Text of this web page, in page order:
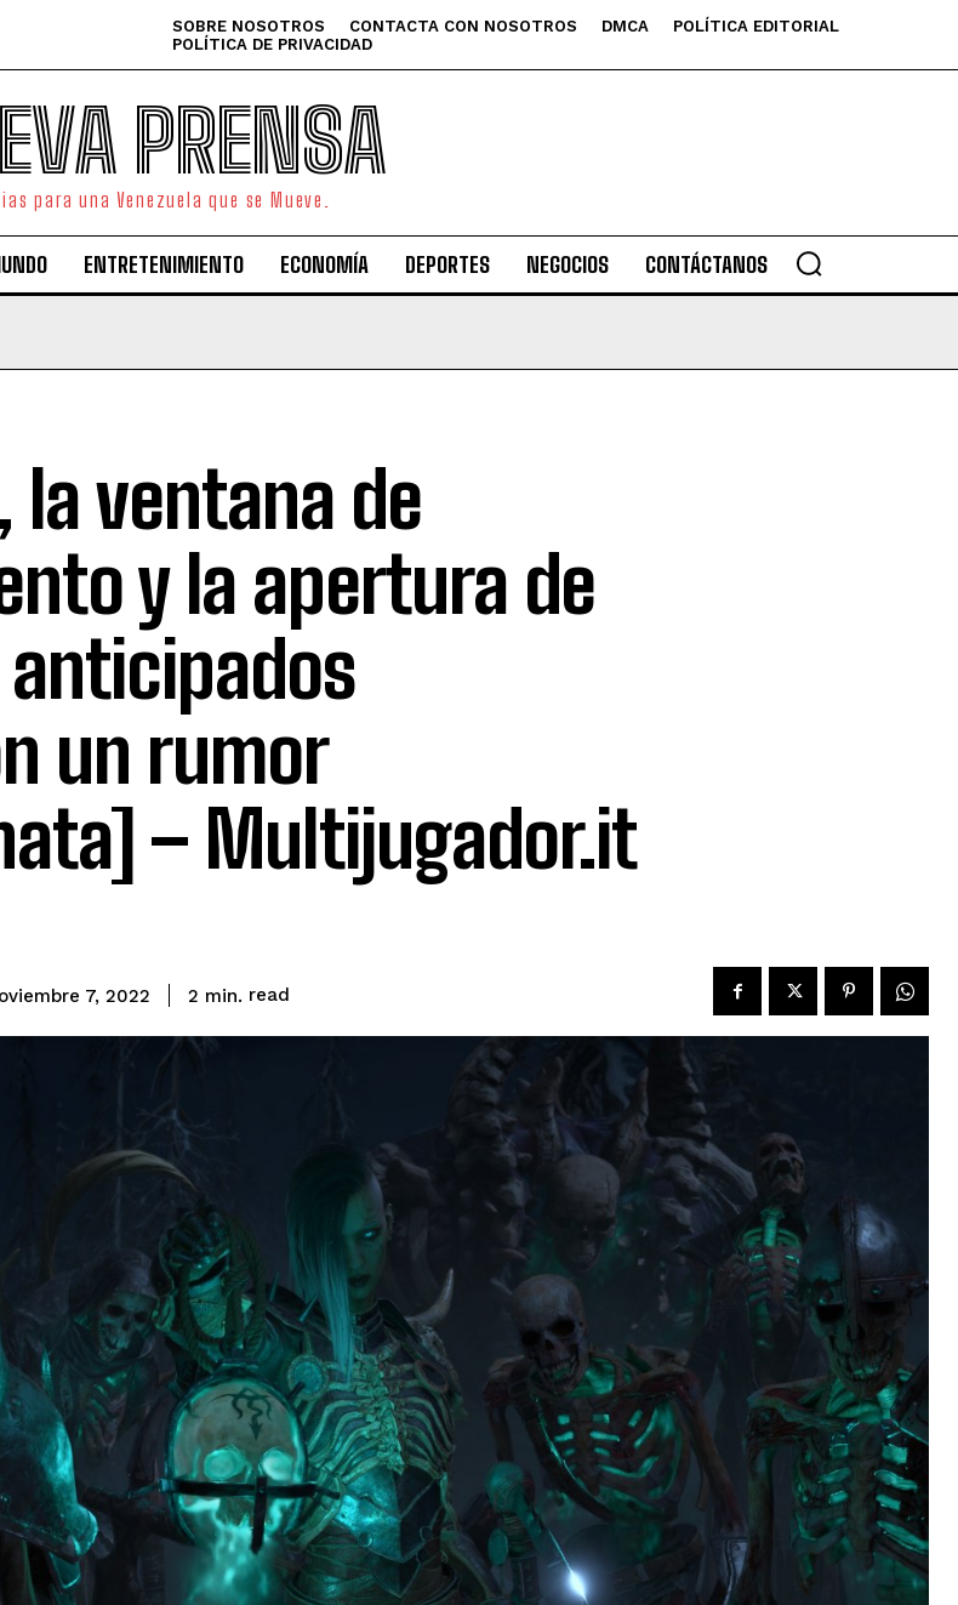
SOBRE NOSOTROS CONTACTA CON NOSOTROS DMCA
POLÍTICA EDITORIAL
POLÍTICA DE PRIVACIDAD
PRENSA
para una Venezuela que se Mueve.
ENTRETENIMIENTO ECONOMÍA DEPORTES NEGOCIOS CONTÁCTANOS
la ventana de
y la apertura de
un rumor
– Multijugador.it
7, 2022 2 min. read